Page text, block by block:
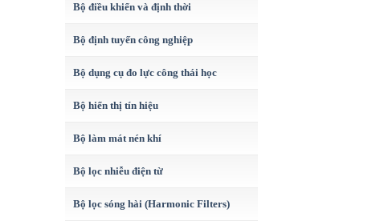
Bộ điều khiển và định thời
Bộ định tuyến công nghiệp
Bộ dụng cụ đo lực công thái học
Bộ hiển thị tín hiệu
Bộ làm mát nén khí
Bộ lọc nhiễu điện từ
Bộ lọc sóng hài (Harmonic Filters)